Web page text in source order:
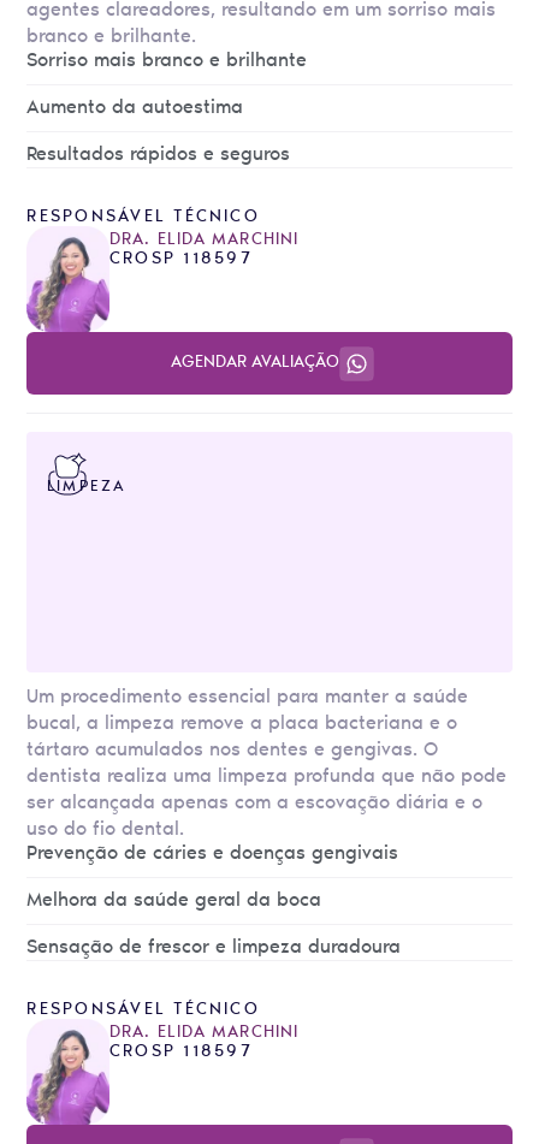
agentes clareadores, resultando em um sorriso mais
branco e brilhante.
Sorriso mais branco e brilhante
Aumento da autoestima
Resultados rápidos e seguros
RESPONSÁVEL TÉCNICO
DRA. ELIDA MARCHINI
CROSP 118597
AGENDAR AVALIAÇÃO
LIMPEZA
Um procedimento essencial para manter a saúde
bucal, a limpeza remove a placa bacteriana e o
tártaro acumulados nos dentes e gengivas. O
dentista realiza uma limpeza profunda que não pode
ser alcançada apenas com a escovação diária e o
uso do fio dental.
Prevenção de cáries e doenças gengivais
Melhora da saúde geral da boca
Sensação de frescor e limpeza duradoura
RESPONSÁVEL TÉCNICO
DRA. ELIDA MARCHINI
CROSP 118597